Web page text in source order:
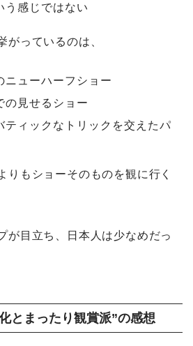
う感じではない
がっているのは、
ニューハーフショー
の見せるショー
ティックなトリックを交えたパ
りもショーそのものを観に行く
が目立ち、日本人は少なめだっ
とまったり観賞派”の感想